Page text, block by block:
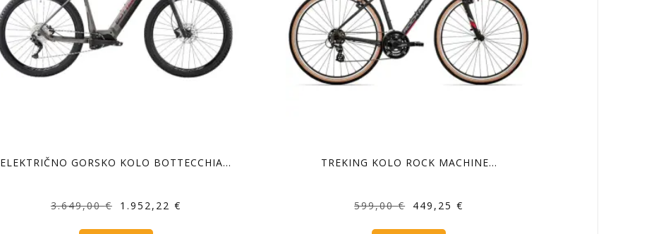
ELEKTRIČNO GORSKO KOLO BOTTECCHIA…
3.649,00€
Izvirna
1.952,22 €
TREKING KOLO ROCK MACHINE…
599,00€
Izvirna
449,25€